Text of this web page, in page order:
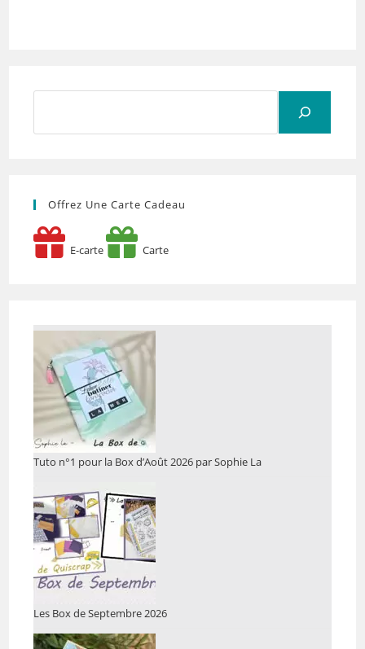
Offrez Une Carte Cadeau
E-carte Carte
Tuto n°1 pour la Box d’Août 2026 par Sophie La
Les Box de Septembre 2026